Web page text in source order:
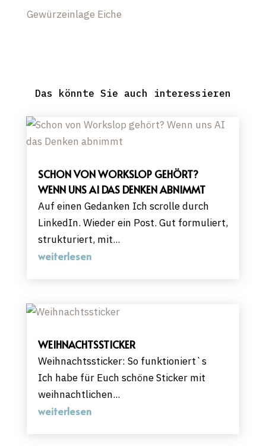
Gewürzeinlage Eiche
Das könnte Sie auch interessieren
SCHON VON WORKSLOP GEHÖRT?
WENN UNS AI DAS DENKEN ABNIMMT
Auf einen Gedanken Ich scrolle durch
LinkedIn. Wieder ein Post. Gut formuliert,
strukturiert, mit...
weiterlesen
WEIHNACHTSSTICKER
Weihnachtssticker: So funktioniert`s
Ich habe für Euch schöne Sticker mit
weihnachtlichen...
weiterlesen